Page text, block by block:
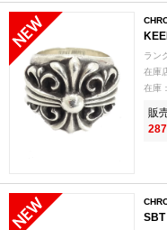
ラン
在庫
在庫：
販